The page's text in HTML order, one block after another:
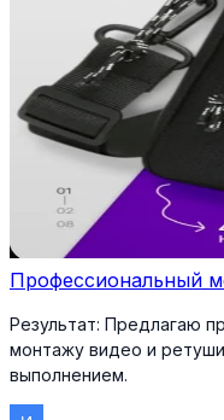
Профессиональный
Результат: Предлагаю
монтажу видео и
выполнением.